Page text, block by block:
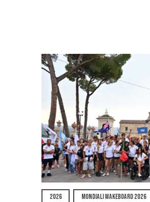
2026 MONDIALI WAKEBOARD 2026